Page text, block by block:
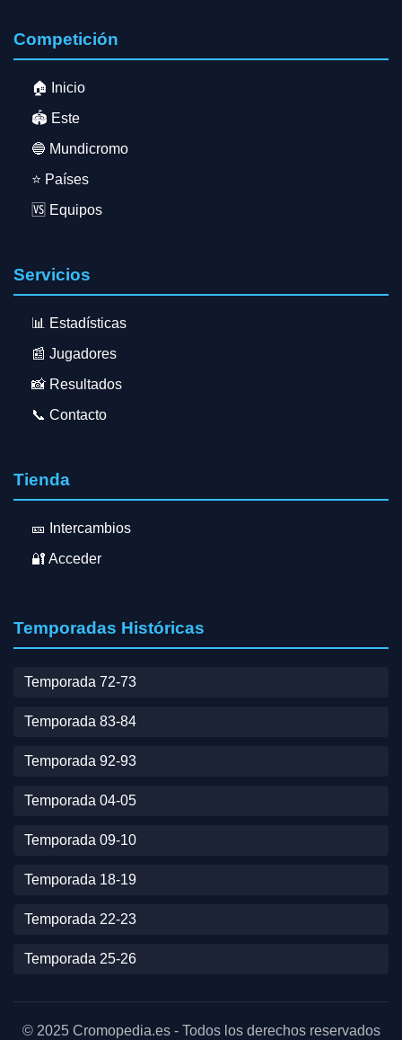
Competición
🏠 Inicio
🏟️ Este
🔵 Mundicromo
⭐ Países
🆚 Equipos
Servicios
📊 Estadísticas
📰 Jugadores
📸 Resultados
📞 Contacto
Tienda
🎫 Intercambios
🔐 Acceder
Temporadas Históricas
Temporada 72-73
Temporada 83-84
Temporada 92-93
Temporada 04-05
Temporada 09-10
Temporada 18-19
Temporada 22-23
Temporada 25-26
© 2025 Cromopedia.es - Todos los derechos reservados